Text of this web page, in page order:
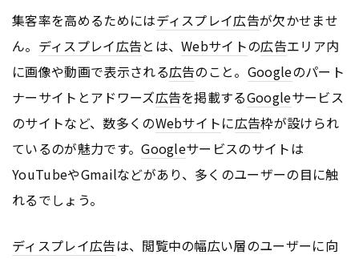
集客率を高めるためにはディスプレイ広告が欠かせませ
ん。 ディスプレイ広告とは、Webサイトの広告エリア内
に画像や動画で表示される広告のこと。 Googleのパート
ナーサイトとアドワーズ広告を掲載するGoogleサービス
のサイトなど、数多くのWebサイトに広告枠が設けられ
ているのが魅力です。Googleサービスのサイトは
YouTubeやGmailなどがあり、多くのユーザーの目に触
れるでしょう。
ディスプレイ広告は、閲覧中の幅広い層のユーザーに向